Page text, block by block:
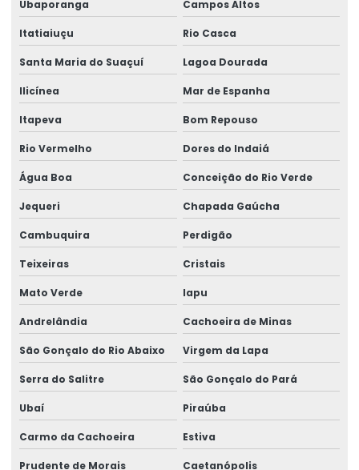
Ubaporanga Campos Altos
Itatiaiuçu Rio Casca
Santa Maria do Suaçuí Lagoa Dourada
Ilicínea Mar de Espanha
Itapeva Bom Repouso
Rio Vermelho Dores do Indaiá
Água Boa Conceição do Rio Verde
Jequeri Chapada Gaúcha
Cambuquira Perdigão
Teixeiras Cristais
Mato Verde Iapu
Andrelândia Cachoeira de Minas
São Gonçalo do Rio Abaixo Virgem da Lapa
Serra do Salitre São Gonçalo do Pará
Ubaí Piraúba
Carmo da Cachoeira Estiva
Prudente de Morais Caetanópolis